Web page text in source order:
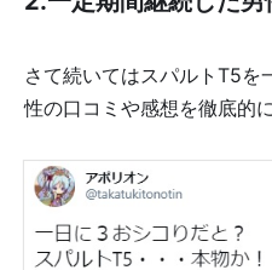
さて続いてはスパルトT5を
性の口コミや感想を徹底的